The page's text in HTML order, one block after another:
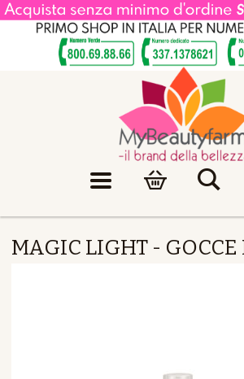
MAGIC LIGHT - GOCCE